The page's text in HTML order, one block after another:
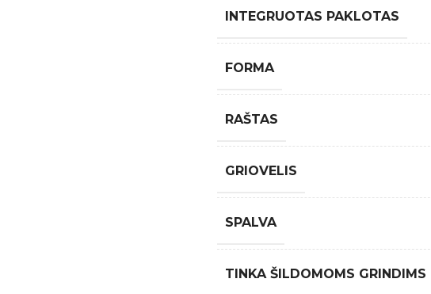
INTEGRUOTAS PAKLOTAS
FORMA
RAŠTAS
GRIOVELIS
SPALVA
TINKA ŠILDOMOMS GRINDIMS